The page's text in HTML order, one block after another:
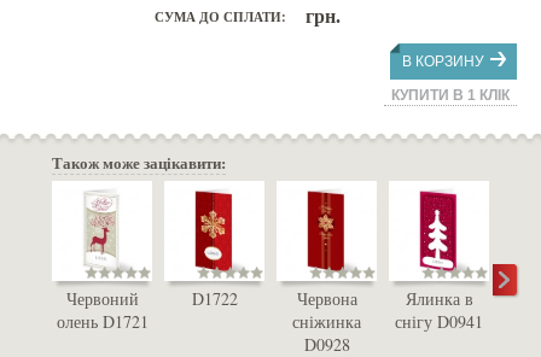
СУМА ДО СПЛАТИ: грн.
В КОРЗИНУ
КУПИТИ В 1 КЛІК
Також може зацікавити:
Червоний
олень D1721
D1722
Червона
сніжинка
D0928
Ялинка в
снігу D0941